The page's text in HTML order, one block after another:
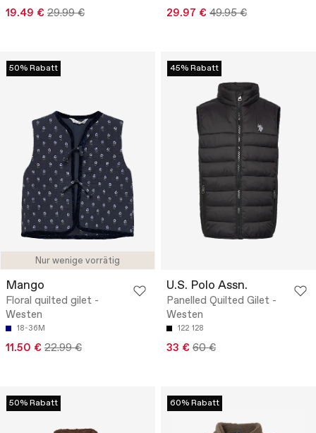
19.49 € 29.99 € 29.97 € 49.95 €
Nur wenige vorrätig
50% Rabatt
Mango
Floral quilted gilet -
Westen
18-36M
11.50 € 22.99 €
45% Rabatt
U.S. Polo Assn.
Panelled Quilted Gilet -
Westen
122 128
33 € 60 €
50% Rabatt 60% Rabatt